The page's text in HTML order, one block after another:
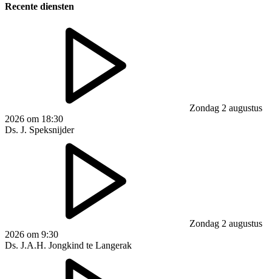
Recente diensten
Zondag 2 augustus
2026 om 18:30
Ds. J. Speksnijder
Zondag 2 augustus
2026 om 9:30
Ds. J.A.H. Jongkind te Langerak